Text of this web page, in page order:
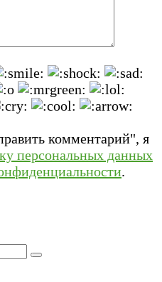
комментарий", я
персональных данных
.